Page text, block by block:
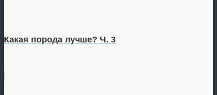
Какая порода лучше? Ч. 3